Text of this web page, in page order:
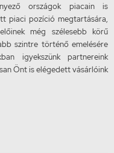
országok piacain is
piaci pozíció megtartására,
még szélesebb körű
szintre történő emelésére
igyekszünk partnereink
Önt is elégedett vásárlóink